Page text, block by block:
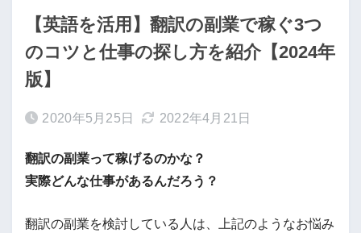
【英語を活用】翻訳の副業で稼ぐ3つ
のコツと仕事の探し方を紹介【2024年
版】
2020年5月25日 2022年4月21日
翻訳の副業って稼げるのかな？
実際どんな仕事があるんだろう？
翻訳の副業を検討している人は、上記のようなお悩み